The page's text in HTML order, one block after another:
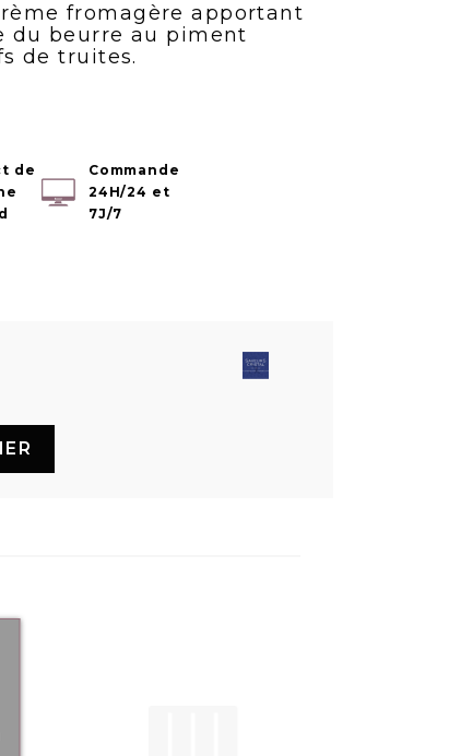
fromagère apportant
du beurre au piment
de truites.
de
Commande
24H/24 et
7J/7